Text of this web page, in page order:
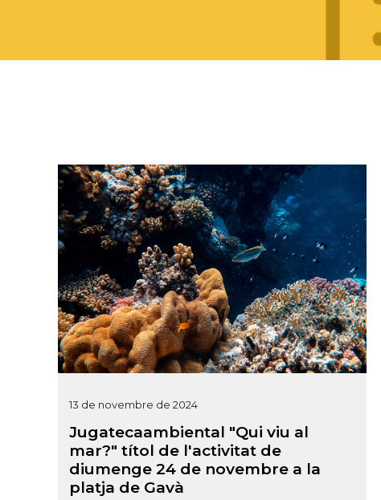
13 de novembre de 2024
Jugatecaambiental "Qui viu al
mar?" títol de l'activitat de
diumenge 24 de novembre a la
platja de Gavà